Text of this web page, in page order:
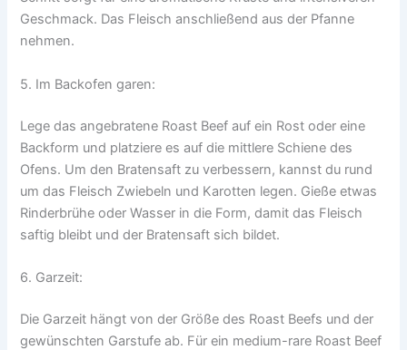
Geschmack. Das Fleisch anschließend aus der Pfanne
nehmen.
5. Im Backofen garen:
Lege das angebratene Roast Beef auf ein Rost oder eine
Backform und platziere es auf die mittlere Schiene des
Ofens. Um den Bratensaft zu verbessern, kannst du rund
um das Fleisch Zwiebeln und Karotten legen. Gieße etwas
Rinderbrühe oder Wasser in die Form, damit das Fleisch
saftig bleibt und der Bratensaft sich bildet.
6. Garzeit:
Die Garzeit hängt von der Größe des Roast Beefs und der
gewünschten Garstufe ab. Für ein medium-rare Roast Beef